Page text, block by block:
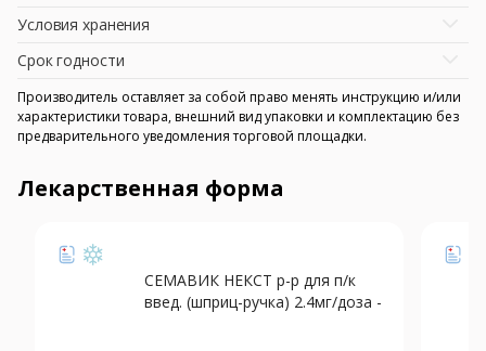
Условия хранения
Срок годности
Производитель оставляет за собой право менять инструкцию и/или
характеристики товара, внешний вид упаковки и комплектацию без
предварительного уведомления торговой площадки.
Лекарственная форма
СЕМАВИК НЕКСТ р-р для п/к
введ. (шприц-ручка) 2.4мг/доза -